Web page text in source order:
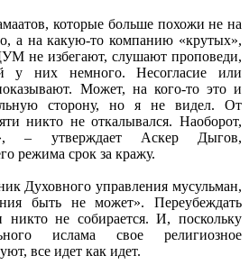
которые больше похожи не на
а на какую-то компанию «крутых»,
не избегают, слушают проповеди,
у них немного. Несогласие или
Может, на кого-то это и
сторону, но я не видел. От
никто не откалывался. Наоборот,
– утверждает Аскер Дыгов,
режима срок за кражу.
Духовного управления мусульман,
быть не может». Переубеждать
никто не собирается. И, поскольку
ислама свое религиозное
все идет как идет.